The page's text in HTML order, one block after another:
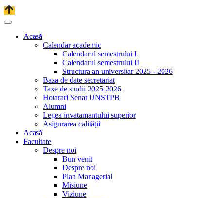
Acasă
Calendar academic
Calendarul semestrului I
Calendarul semestrului II
Structura an universitar 2025 - 2026
Baza de date secretariat
Taxe de studii 2025-2026
Hotarari Senat UNSTPB
Alumni
Legea invatamantului superior
Asigurarea calității
Acasă
Facultate
Despre noi
Bun venit
Despre noi
Plan Managerial
Misiune
Viziune